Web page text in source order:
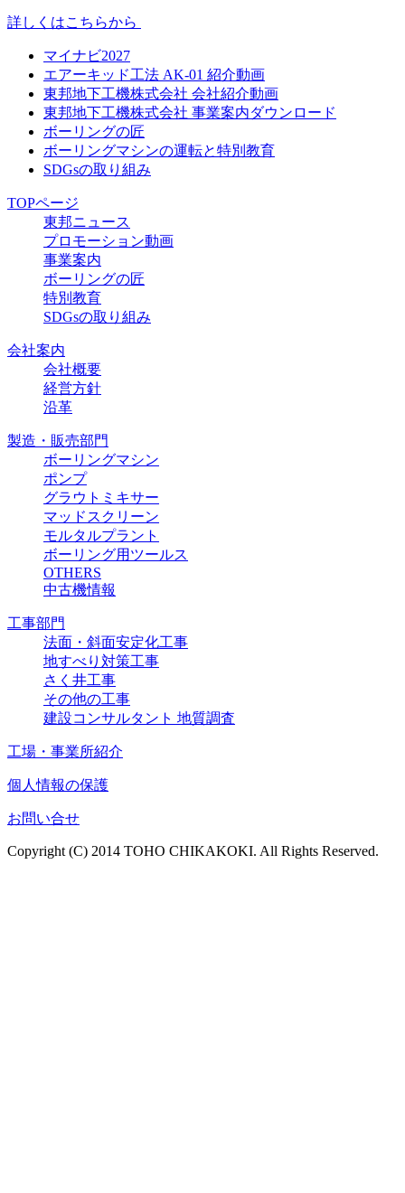
詳しくはこちらから
マイナビ2027
エアーキッド工法 AK-01 紹介動画
東邦地下工機株式会社 会社紹介動画
東邦地下工機株式会社 事業案内ダウンロード
ボーリングの匠
ボーリングマシンの運転と特別教育
SDGsの取り組み
TOPページ
東邦ニュース
プロモーション動画
事業案内
ボーリングの匠
特別教育
SDGsの取り組み
会社案内
会社概要
経営方針
沿革
製造・販売部門
ボーリングマシン
ポンプ
グラウトミキサー
マッドスクリーン
モルタルプラント
ボーリング用ツールス
OTHERS
中古機情報
工事部門
法面・斜面安定化工事
地すべり対策工事
さく井工事
その他の工事
建設コンサルタント 地質調査
工場・事業所紹介
個人情報の保護
お問い合せ
Copyright (C) 2014 TOHO CHIKAKOKI. All Rights Reserved.